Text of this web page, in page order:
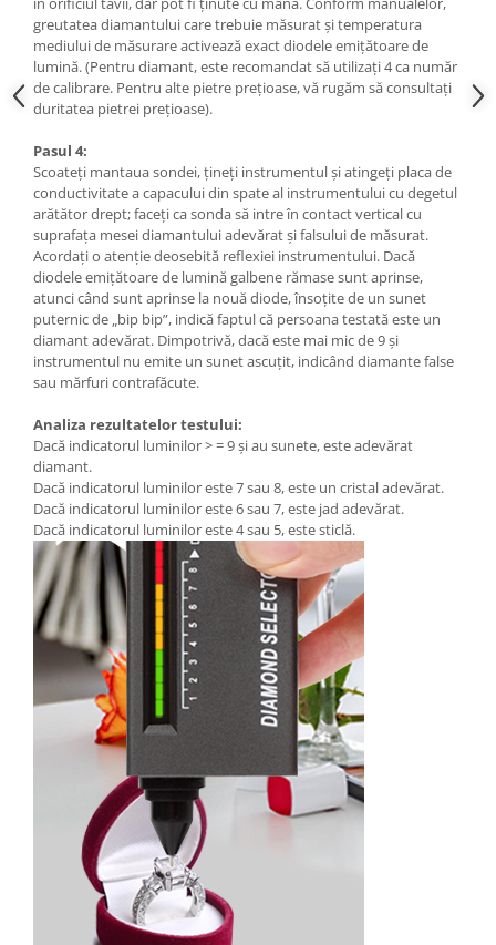
greutatea diamantului care trebuie măsurat și temperatura
mediului de măsurare activează exact diodele emițătoare de
lumină. (Pentru diamant, este recomandat să utilizați 4 ca număr
de calibrare. Pentru alte pietre prețioase, vă rugăm să consultați
duritatea pietrei prețioase).
Pasul 4:
Scoateți mantaua sondei, țineți instrumentul și atingeți placa de
conductivitate a capacului din spate al instrumentului cu degetul
arătător drept; faceți ca sonda să intre în contact vertical cu
suprafața mesei diamantului adevărat și falsului de măsurat.
Acordați o atenție deosebită reflexiei instrumentului. Dacă
diodele emițătoare de lumină galbene rămase sunt aprinse,
atunci când sunt aprinse la nouă diode, însoțite de un sunet
puternic de „bip bip”, indică faptul că persoana testată este un
diamant adevărat. Dimpotrivă, dacă este mai mic de 9 și
instrumentul nu emite un sunet ascuțit, indicând diamante false
sau mărfuri contrafăcute.
Analiza rezultatelor testului:
Dacă indicatorul luminilor > = 9 și au sunete, este adevărat
diamant.
Dacă indicatorul luminilor este 7 sau 8, este un cristal adevărat.
Dacă indicatorul luminilor este 6 sau 7, este jad adevărat.
Dacă indicatorul luminilor este 4 sau 5, este sticlă.